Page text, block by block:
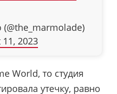
2023
World, то студия
утечку, равно